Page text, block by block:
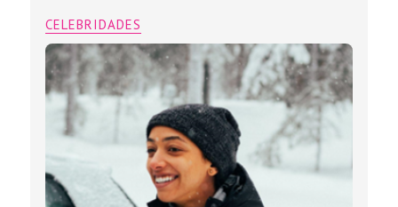
CELEBRIDADES